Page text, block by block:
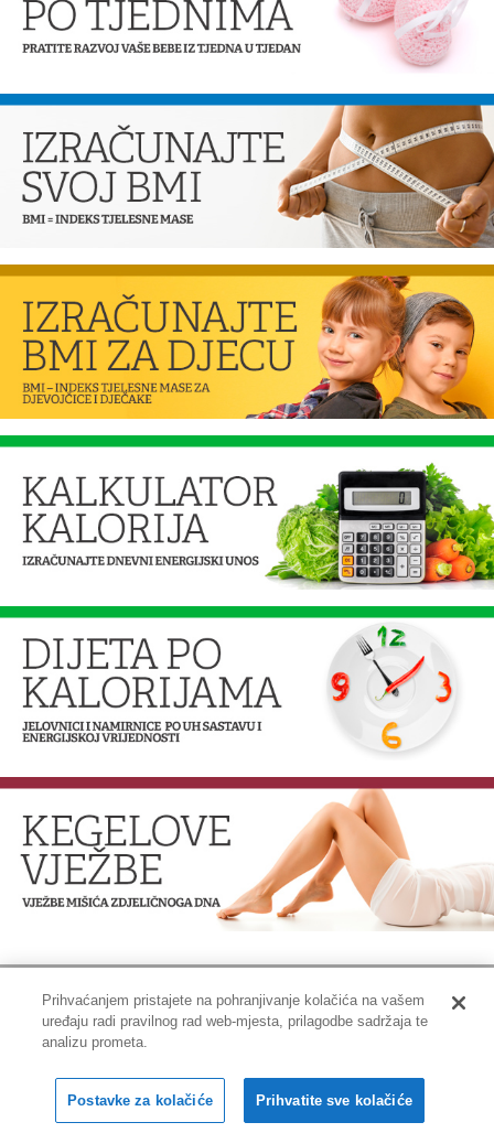
Impressum | Pravne informacije
Copyright © 2001-2026 PLIVAzdravlje
Sva prava pridržana.
Prihvaćanjem pristajete na pohranjivanje kolačića na vašem
uređaju radi pravilnog rad web-mjesta, prilagodbe sadržaja te
analizu prometa.
Postavke za kolačiće Prihvatite sve kolačiće